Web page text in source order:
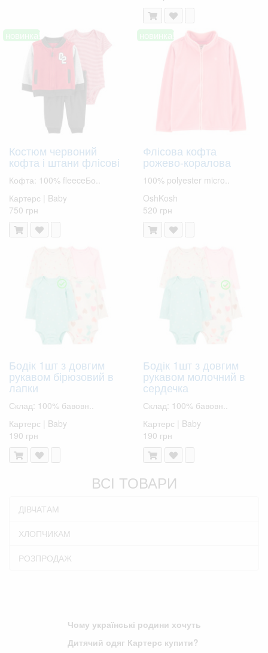
новинка!
Костюм червоний
кофта і штани флісові
Кофта: 100% fleeceБо..
Картерс | Baby
750 грн
новинка!
Флісова кофта
рожево-коралова
100% polyester micro..
OshKosh
520 грн
Бодік 1шт з довгим
рукавом бірюзовий в
лапки
Склад: 100% бавовн..
Картерс | Baby
190 грн
Бодік 1шт з довгим
рукавом молочний в
сердечка
Склад: 100% бавовн..
Картерс | Baby
190 грн
ВСІ ТОВАРИ
ДІВЧАТАМ
ХЛОПЧИКАМ
РОЗПРОДАЖ
Чому українські родини хочуть
Дитячий одяг Картерс купити?